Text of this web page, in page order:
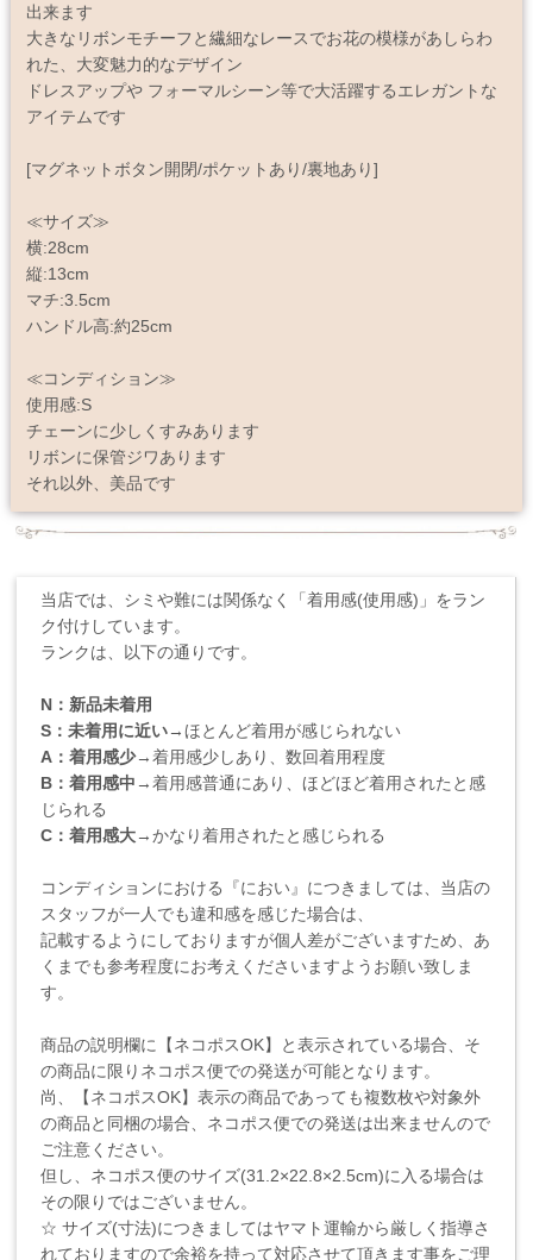
出来ます
大きなリボンモチーフと繊細なレースでお花の模様があしらわ
れた、大変魅力的なデザイン
ドレスアップや フォーマルシーン等で大活躍するエレガントな
アイテムです
[マグネットボタン開閉/ポケットあり/裏地あり]
≪サイズ≫
横:28cm
縦:13cm
マチ:3.5cm
ハンドル高:約25cm
≪コンディション≫
使用感:S
チェーンに少しくすみあります
リボンに保管ジワあります
それ以外、美品です
当店では、シミや難には関係なく「着用感(使用感)」をラン
ク付けしています。
ランクは、以下の通りです。
N：新品未着用
S：未着用に近い→ほとんど着用が感じられない
A：着用感少→着用感少しあり、数回着用程度
B：着用感中→着用感普通にあり、ほどほど着用されたと感
じられる
C：着用感大→かなり着用されたと感じられる
コンディションにおける『におい』につきましては、当店の
スタッフが一人でも違和感を感じた場合は、
記載するようにしておりますが個人差がございますため、あ
くまでも参考程度にお考えくださいますようお願い致しま
す。
商品の説明欄に【ネコポスOK】と表示されている場合、そ
の商品に限りネコポス便での発送が可能となります。
尚、【ネコポスOK】表示の商品であっても複数枚や対象外
の商品と同梱の場合、ネコポス便での発送は出来ませんので
ご注意ください。
但し、ネコポス便のサイズ(31.2×22.8×2.5cm)に入る場合は
その限りではございません。
☆ サイズ(寸法)につきましてはヤマト運輸から厳しく指導さ
れておりますので余裕を持って対応させて頂きます事をご理